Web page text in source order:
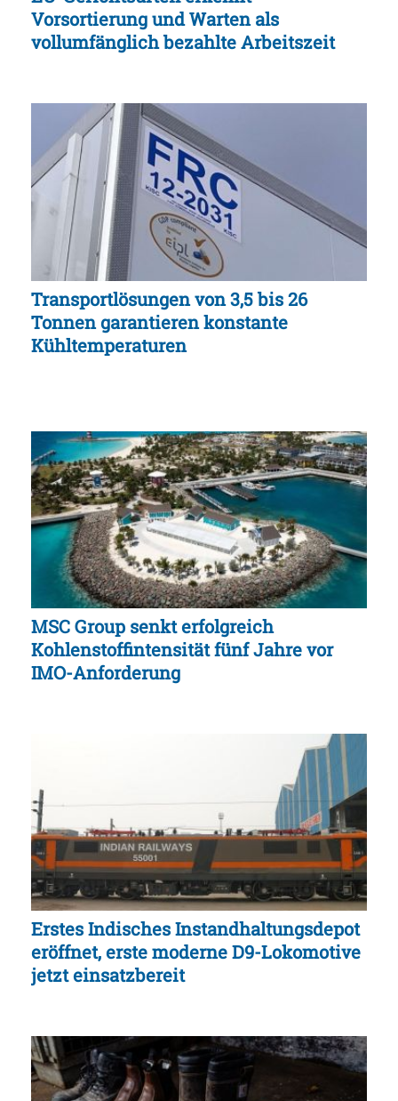
Vorsortierung und Warten als
vollumfänglich bezahlte Arbeitszeit
Transportlösungen von 3,5 bis 26
Tonnen garantieren konstante
Kühltemperaturen
MSC Group senkt erfolgreich
Kohlenstoffintensität fünf Jahre vor
IMO-Anforderung
Erstes Indisches Instandhaltungsdepot
eröffnet, erste moderne D9-Lokomotive
jetzt einsatzbereit